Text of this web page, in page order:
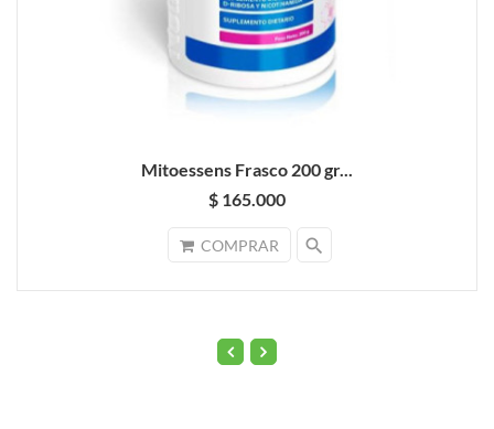
Mitoessens Frasco 200 gr...
$ 165.000
COMPRAR search